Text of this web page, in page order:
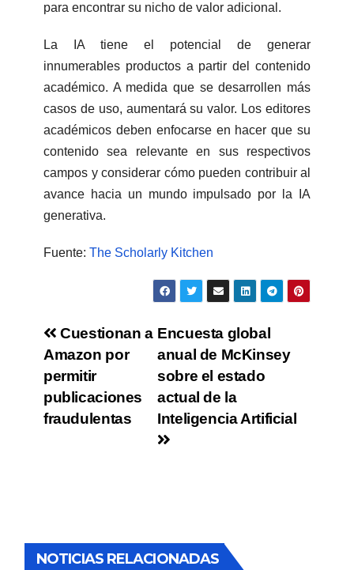
para encontrar su nicho de valor adicional.
La IA tiene el potencial de generar
innumerables productos a partir del contenido
académico. A medida que se desarrollen más
casos de uso, aumentará su valor. Los editores
académicos deben enfocarse en hacer que su
contenido sea relevante en sus respectivos
campos y considerar cómo pueden contribuir al
avance hacia un mundo impulsado por la IA
generativa.
Fuente: The Scholarly Kitchen
Encuesta global
anual de McKinsey
sobre el estado
actual de la
Inteligencia Artificial
Cuestionan a
Amazon por
permitir
publicaciones
fraudulentas
NOTICIAS RELACIONADAS